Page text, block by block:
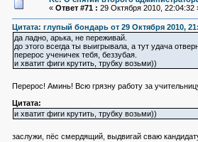
« Ответ #71 : 29 Октября 2010, 22:04:32
Цитата: глупый бондарь от 29 Октября 2010,
да ладно, арька, не переживай.
до этого всегда ты выигрывала, а тут удача
перерос ученичек тебя, беззубая.
и хватит фиги крутить, трубку возьми))
Перерос! Аминь! Всю грязну работу за
Цитата:
и хватит фиги крутить, трубку возьми))
заслужи, пёс смердящий, выдвигай сваю